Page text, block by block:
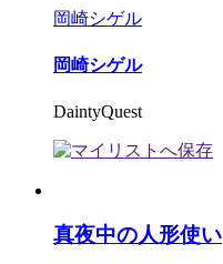
岡崎シゲル
岡崎シゲル
DaintyQuest
真夜中の人形使い